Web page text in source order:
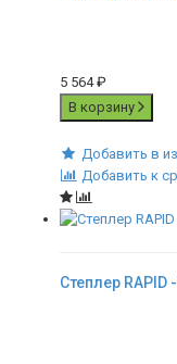
5 564₽
В корзину
Добавить в
Добавить к
Степлер RAPID